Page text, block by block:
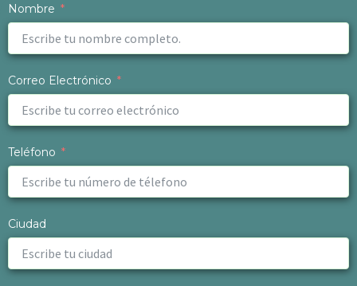
Nombre
Correo Electrónico
Teléfono
Ciudad